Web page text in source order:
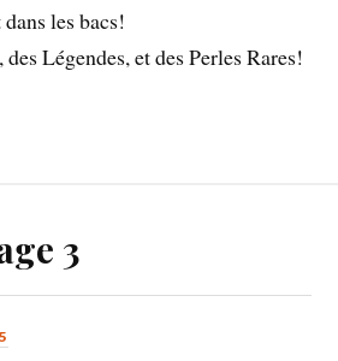
les bacs!
Légendes, et des Perles Rares!
3